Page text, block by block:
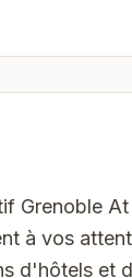
Grenoble
à vos
d'hôtels et